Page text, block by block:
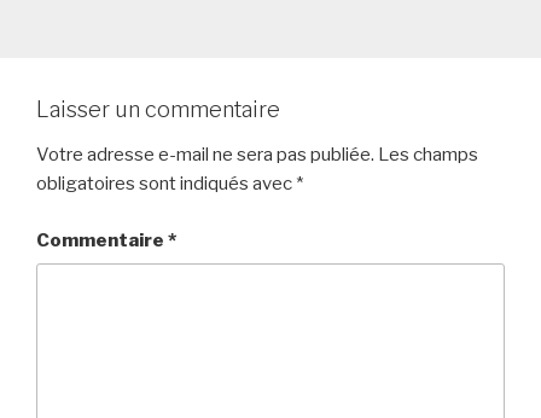
Laisser un commentaire
Votre adresse e-mail ne sera pas publiée. Les champs
obligatoires sont indiqués avec *
Commentaire *